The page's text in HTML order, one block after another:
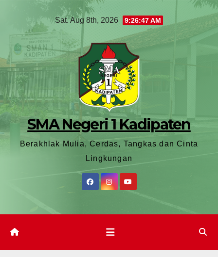
Sat. Aug 8th, 2026 9:26:48 AM
SMA Negeri 1 Kadipaten
Berakhlak Mulia, Cerdas, Tangkas dan Cinta
Lingkungan